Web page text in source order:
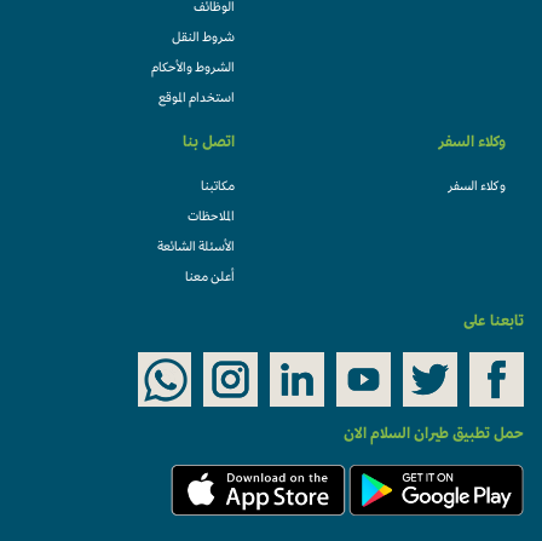
الوظائف
شروط النقل
الشروط والأحكام
استخدام الموقع
وكلاء السفر
وكلاء السفر
اتصل بنا
مكاتبنا
الملاحظات
الأسئلة الشائعة
أعلن معنا
تابعنا على
حمل تطبيق طيران السلام الان